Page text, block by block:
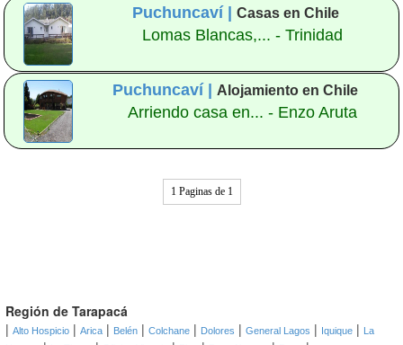
Puchuncaví | Casas en Chile
Lomas Blancas,... - Trinidad
Puchuncaví |Alojamiento en Chile
Arriendo casa en... - Enzo Aruta
1 Paginas de 1
Región de Tarapacá
| Alto Hospicio | Arica | Belén | Colchane | Dolores | General Lagos | Iquique |
La